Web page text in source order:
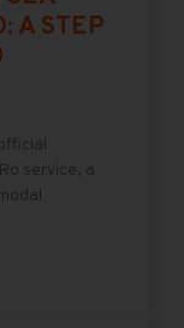
A STEP
service, a